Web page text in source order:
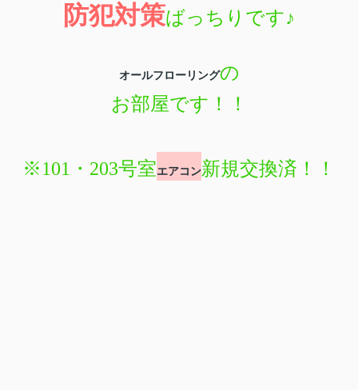
防犯対策ばっちりです♪
オールフローリングの
お部屋です！！
※101・203号室エアコン新規交換済！！